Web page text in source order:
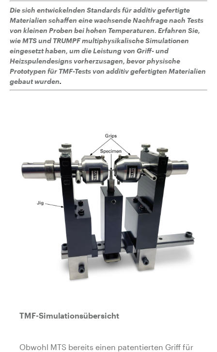
Die sich entwickelnden Standards für additiv gefertigte
Materialien schaffen eine wachsende Nachfrage nach Tests
von kleinen Proben bei hohen Temperaturen. Erfahren Sie,
wie MTS und TRUMPF multiphysikalische Simulationen
eingesetzt haben, um die Leistung von Griff- und
Heizspulendesigns vorherzusagen, bevor physische
Prototypen für TMF-Tests von additiv gefertigten Materialien
gebaut wurden.
TMF-Simulationsübersicht
Obwohl MTS bereits einen patentierten Griff für